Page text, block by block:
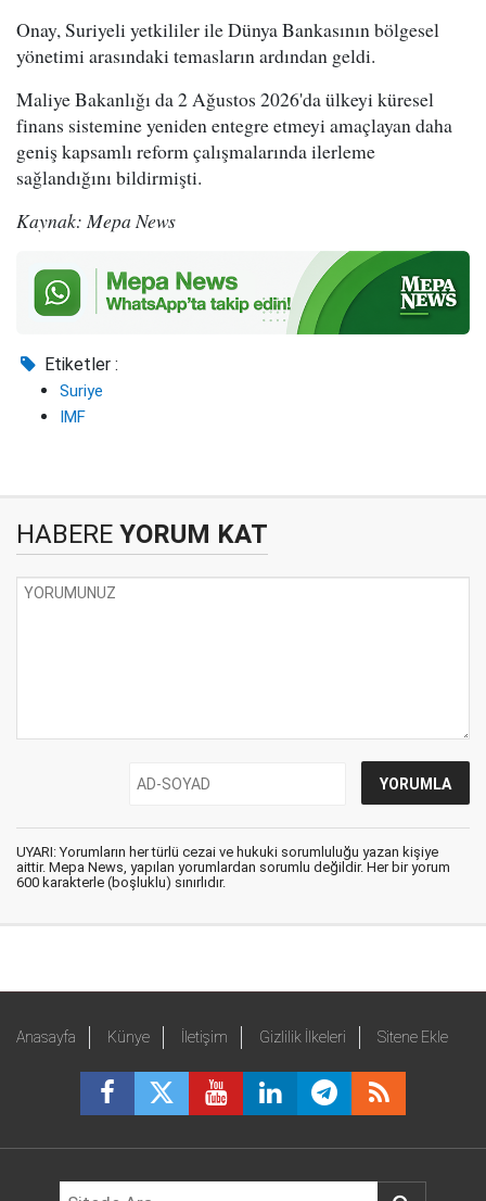
Onay, Suriyeli yetkililer ile Dünya Bankasının bölgesel
yönetimi arasındaki temasların ardından geldi.
Maliye Bakanlığı da 2 Ağustos 2026'da ülkeyi küresel
finans sistemine yeniden entegre etmeyi amaçlayan daha
geniş kapsamlı reform çalışmalarında ilerleme
sağlandığını bildirmişti.
Kaynak: Mepa News
Etiketler :
Suriye
IMF
HABERE YORUM KAT
UYARI: Yorumların her türlü cezai ve hukuki sorumluluğu yazan kişiye
aittir. Mepa News, yapılan yorumlardan sorumlu değildir. Her bir yorum
600 karakterle (boşluklu) sınırlıdır.
Anasayfa Künye İletişim Gizlilik İlkeleri Sitene Ekle